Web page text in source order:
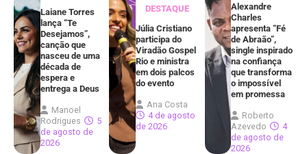
Laiane Torres
lança “Te
Desejamos”,
canção que
nasceu de uma
década de
espera e
entrega a Deus
Manoel
Rodrigues
5
de agosto de
2026
DESTAQUE
Júlia Cristiano
participa do
Viradão Gospel
Rio e ministra
em dois palcos
do evento
Ana Costa
4 de agosto
de 2026
Alexandre
Charles
apresenta “Fé
de Abraão”,
single inspirado
na confiança
que transforma
o impossível
em promessa
Roberto
Azevedo
4
de agosto de
2026